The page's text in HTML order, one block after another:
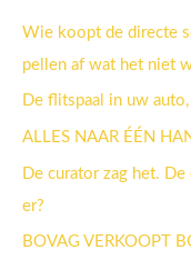
n
a
a
r
Wie koopt de directe
pellen af wat het niet
De flitspaal in uw
ALLES NAAR ÉÉN
De curator zag het.
er?
BOVAG VERKOOPT